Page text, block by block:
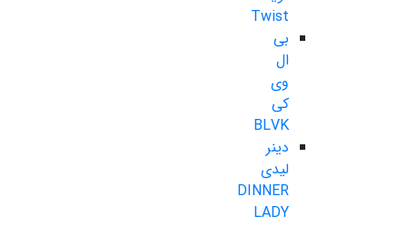
Twist
بی
ال
وی
کی
BLVK
دینر
لیدی
DINNER
LADY